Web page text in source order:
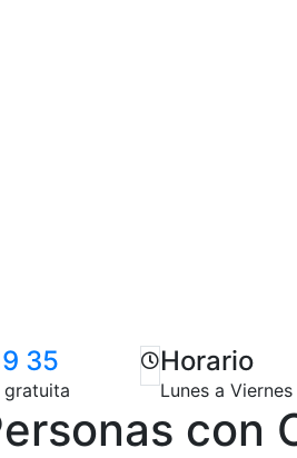
35 Horario
Lunes a
con